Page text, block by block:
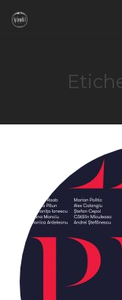
OFERTE
CAMERE
BAR & LOUNGE
RESTAURANT
FITNESS &
GALERIE FOTO